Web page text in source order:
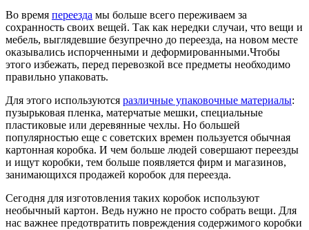
Во время переезда мы больше всего переживаем за
сохранность своих вещей. Так как нередки случаи, что вещи и
мебель, выглядевшие безупречно до переезда, на новом месте
оказывались испорченными и деформированными.Чтобы
этого избежать, перед перевозкой все предметы необходимо
правильно упаковать.
Для этого используются различные упаковочные материалы:
пузырьковая пленка, матерчатые мешки, специальные
пластиковые или деревянные чехлы. Но большей
популярностью еще с советских времен пользуется обычная
картонная коробка. И чем больше людей совершают переезды
и ищут коробки, тем больше появляется фирм и магазинов,
занимающихся продажей коробок для переезда.
Сегодня для изготовления таких коробок используют
необычный картон. Ведь нужно не просто собрать вещи. Для
нас важнее предотвратить повреждения содержимого коробки